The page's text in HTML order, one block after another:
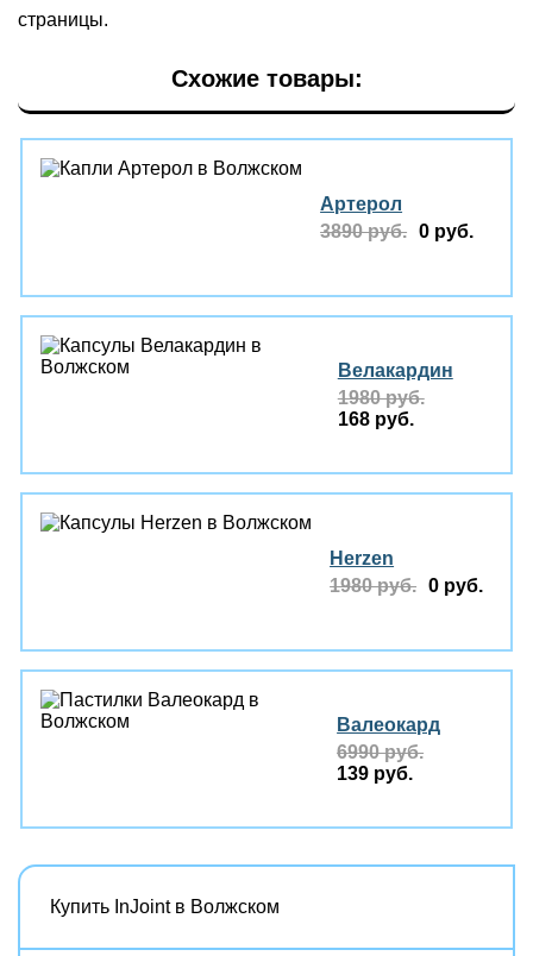
страницы.
Схожие товары:
Артерол
3890 руб. 0 руб.
Велакардин
1980 руб.
168 руб.
Herzen
1980 руб. 0 руб.
Валеокард
6990 руб.
139 руб.
Купить InJoint в Волжском